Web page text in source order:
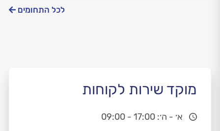
לכל התחומים
מוקד שירות לקוחות
א׳ - ה׳: 17:00 - 09:00